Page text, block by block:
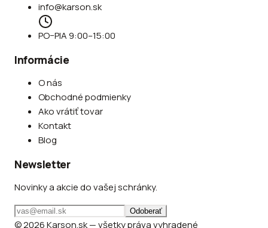
info@karson.sk
PO–PIA 9:00–15:00
Informácie
O nás
Obchodné podmienky
Ako vrátiť tovar
Kontakt
Blog
Newsletter
Novinky a akcie do vašej schránky.
Odoberať
© 2026 Karson.sk — všetky práva vyhradené